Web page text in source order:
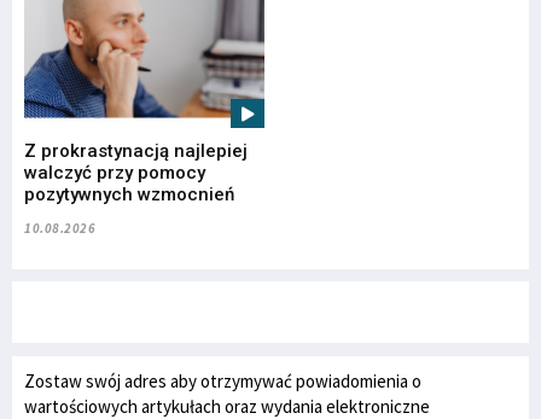
Z prokrastynacją najlepiej
walczyć przy pomocy
pozytywnych wzmocnień
10.08.2026
Zostaw swój adres aby otrzymywać powiadomienia o
wartościowych artykułach oraz wydania elektroniczne